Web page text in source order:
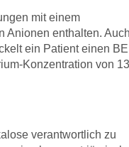
mit einem
Anionen enthalten. Auch
ein Patient einen BE
Konzentration von
verantwortlich zu